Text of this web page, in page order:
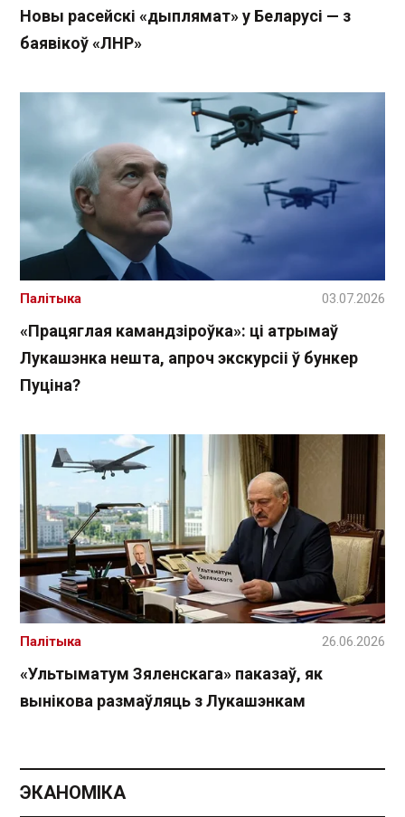
Новы расейскі «дыплямат» у Беларусі — з
баявікоў «ЛНР»
«Працяглая камандзіроўка»: ці атрымаў
Лукашэнка нешта, апроч экскурсіі ў бункер
Пуціна?
Палітыка 03.07.2026
«Ультыматум Зяленскага» паказаў, як
вынікова размаўляць з Лукашэнкам
Палітыка 26.06.2026
ЭКАНОМІКА